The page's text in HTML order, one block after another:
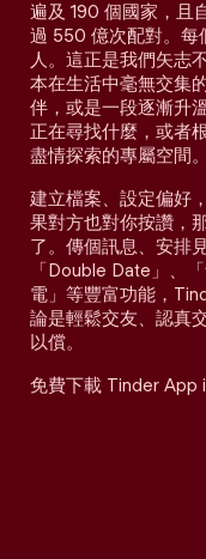
遍及 190 個國家，且
過 550 億次配對。每
人。這正是我們矢志
本在生活中毫無交集
伴，或是一段逐漸升
正在尋找什麼，或者
盡情探索的專屬空間。
建立檔案、設定偏好
果對方也對你按讚，
了。傳個訊息、安排
「Double Date」、
電」等豐富功能，
論是輕鬆交友、認真
以償。
免費下載 Tinder App